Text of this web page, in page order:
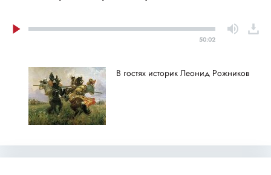
50:02
В гостях историк Леонид Рожников